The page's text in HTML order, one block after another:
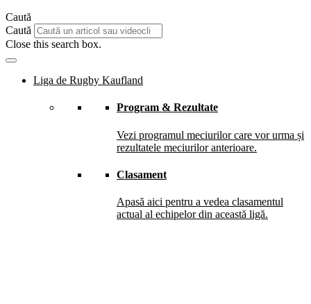
Caută
Caută
Close this search box.
Liga de Rugby Kaufland
Program & Rezultate
Vezi programul meciurilor care vor urma și
rezultatele meciurilor anterioare.
Clasament
Apasă aici pentru a vedea clasamentul
actual al echipelor din această ligă.